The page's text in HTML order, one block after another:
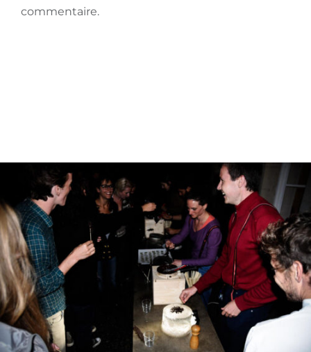
commentaire.